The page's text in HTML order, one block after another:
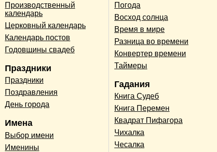
Производственный
календарь
Церковный календарь
Календарь постов
Годовщины свадеб
Праздники
Праздники
Поздравления
День города
Имена
Выбор имени
Именины
Погода
Восход солнца
Время в мире
Разница во времени
Конвертер времени
Таймеры
Гадания
Книга Судеб
Книга Перемен
Квадрат Пифагора
Чихалка
Чесалка